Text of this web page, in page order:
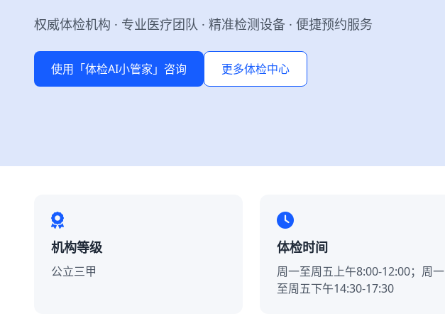
权威体检机构 · 专业医疗团队 · 精准检测设备 · 便捷预约服务
使用「体检AI小管家」咨询 更多体检中心
机构等级
公立三甲
体检时间
周一至周五上午8:00-12:00；周一
至周五下午14:30-17:30